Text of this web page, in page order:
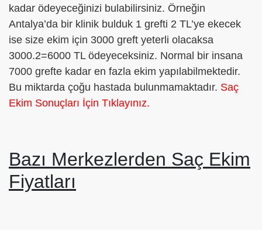
kadar ödeyeceğinizi bulabilirsiniz. Örneğin
Antalya’da bir klinik bulduk 1 grefti 2 TL’ye ekecek
ise size ekim için 3000 greft yeterli olacaksa
3000.2=6000 TL ödeyeceksiniz. Normal bir insana
7000 grefte kadar en fazla ekim yapılabilmektedir.
Bu miktarda çoğu hastada bulunmamaktadır. Saç
Ekim Sonuçları İçin Tıklayınız.
Bazı Merkezlerden Saç Ekim
Fiyatları